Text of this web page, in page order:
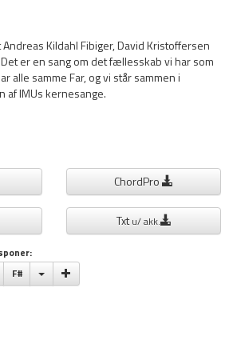
Kildahl Fibiger, David Kristoffersen
er en sang om det fællesskab vi har som
alle samme Far, og vi står sammen i
af IMUs kernesange.
ChordPro
Txtu/ akk.
F# Vælge toneart